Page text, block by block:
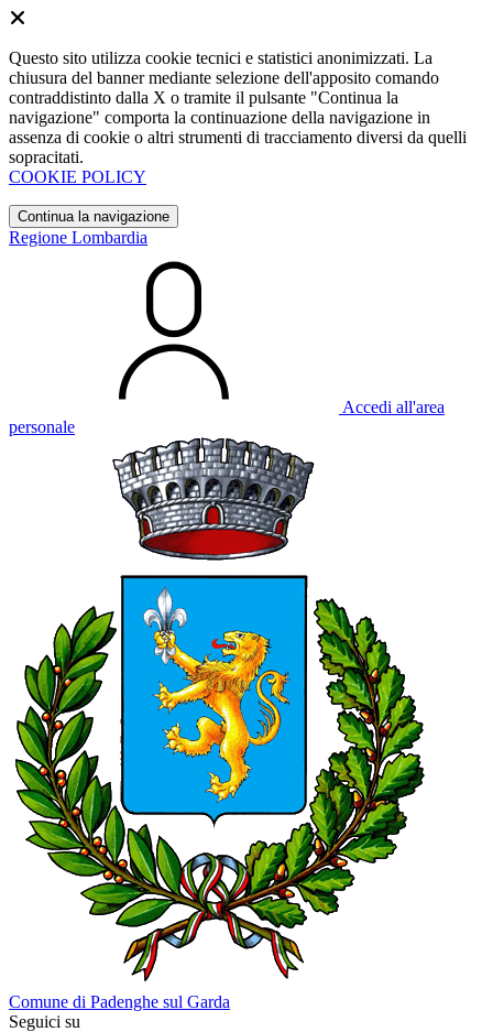
Questo sito utilizza cookie tecnici e statistici anonimizzati. La
chiusura del banner mediante selezione dell'apposito comando
contraddistinto dalla X o tramite il pulsante "Continua la
navigazione" comporta la continuazione della navigazione in
assenza di cookie o altri strumenti di tracciamento diversi da quelli
sopracitati.
COOKIE POLICY
Continua la navigazione
Regione Lombardia
Accedi all'area
personale
Comune di Padenghe sul Garda
Seguici su